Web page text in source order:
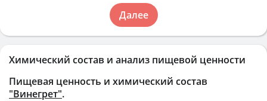
Химический состав и анализ пищевой ценности
Пищевая ценность и химический состав
"Винегрет".
Далее